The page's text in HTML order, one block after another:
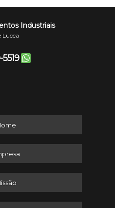
Industriais
Lucca